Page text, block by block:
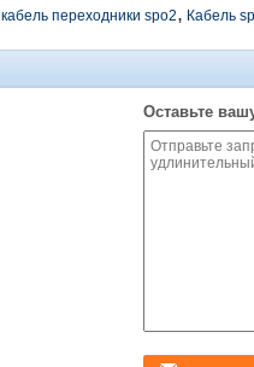
кабель переходники spo2, Кабель
Оставьте